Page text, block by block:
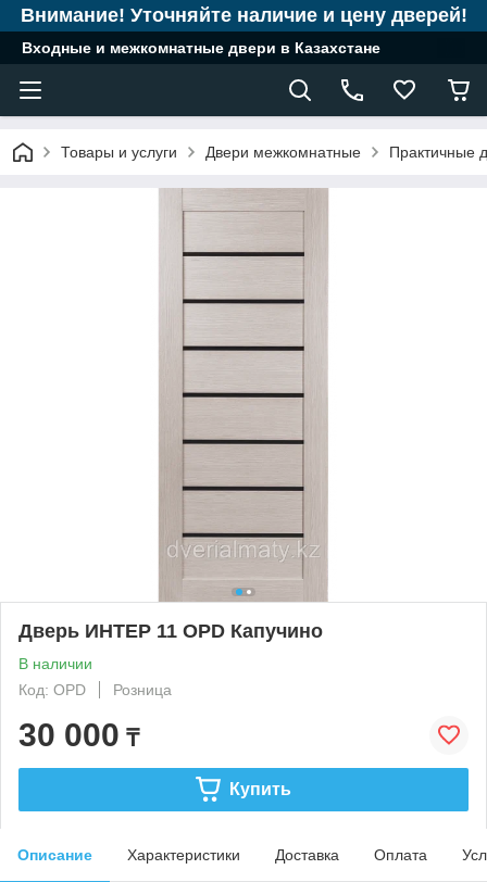
Внимание! Уточняйте наличие и цену дверей!
Входные и межкомнатные двери в Казахстане
Товары и услуги Двери межкомнатные Практичные
Дверь ИНТЕР 11 OPD Капучино
В наличии
Код: OPD
Розница
30 000 ₸
Купить
Описание Характеристики Доставка Оплата